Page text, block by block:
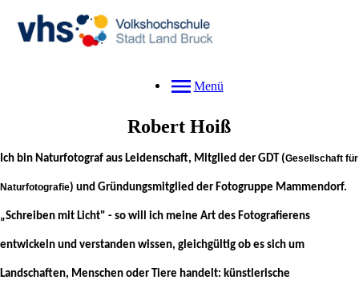
Menü
RobertHoiß
Ich bin Naturfotograf aus Leidenschaft, Mitglied der GDT (Gesellschaft für
Naturfotografie) und Gründungsmitglied der Fotogruppe Mammendorf.
„Schreiben mit Licht" - so will ich meine Art des Fotografierens
entwickeln und verstanden wissen, gleichgültig ob es sich um
Landschaften, Menschen oder Tiere handelt: künstlerische